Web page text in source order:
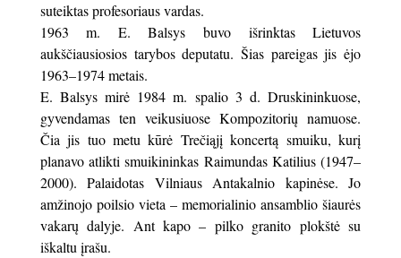
suteiktas profesoriaus vardas.
1963 m. E. Balsys buvo išrinktas Lietuvos
aukščiausiosios tarybos deputatu. Šias pareigas jis ėjo
1963–1974 metais.
E. Balsys mirė 1984 m. spalio 3 d. Druskininkuose,
gyvendamas ten veikusiuose Kompozitorių namuose.
Čia jis tuo metu kūrė Trečiąjį koncertą smuiku, kurį
planavo atlikti smuikininkas Raimundas Katilius (1947–
2000). Palaidotas Vilniaus Antakalnio kapinėse. Jo
amžinojo poilsio vieta – memorialinio ansamblio šiaurės
vakarų dalyje. Ant kapo – pilko granito plokštė su
iškaltu įrašu.